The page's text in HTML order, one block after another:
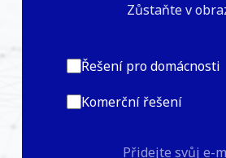
Zůstaňte v
Řešení pro domácnosti
Komerční řešení